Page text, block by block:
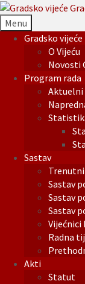
Menu
Gradsko vijeće
O Vijeću
Novosti
Program rada
Aktuelni
Sastav
Sastav
Sastav
Sastav
Radna
Akti
Statut